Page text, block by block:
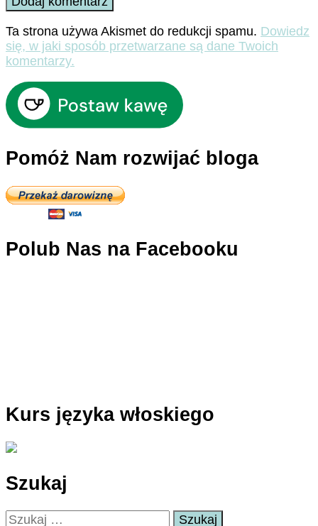
Ta strona używa Akismet do redukcji spamu. Dowiedz
się, w jaki sposób przetwarzane są dane Twoich
komentarzy.
Pomóż Nam rozwijać bloga
Polub Nas na Facebooku
Kurs języka włoskiego
Szukaj
Szukaj: